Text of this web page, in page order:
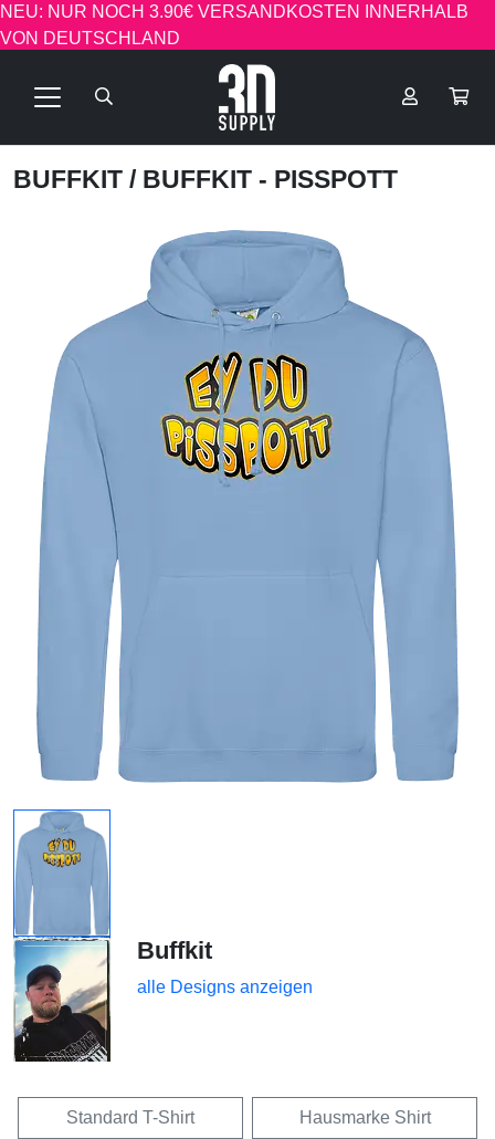
NEU: NUR NOCH 3.90€ VERSANDKOSTEN INNERHALB
VON DEUTSCHLAND
BUFFKIT / BUFFKIT - PISSPOTT
Buffkit
alle Designs anzeigen
Standard T-Shirt Hausmarke Shirt